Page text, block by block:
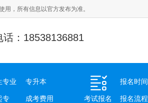
，所有信息以官方发布为准。
：18538136881
专业 专升本
专 成考费用 考试报名
报名时间
报名流程